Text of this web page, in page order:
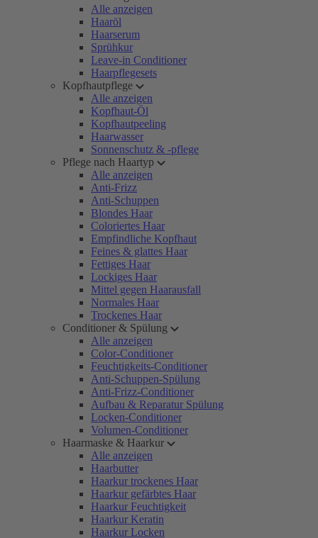
Alle anzeigen
Haaröl
Haarserum
Sprühkur
Leave-in Conditioner
Haarpflegesets
Kopfhautpflege
Alle anzeigen
Kopfhaut-Öl
Kopfhautpeeling
Haarwasser
Sonnenschutz & -pflege
Pflege nach Haartyp
Alle anzeigen
Anti-Frizz
Anti-Schuppen
Blondes Haar
Coloriertes Haar
Empfindliche Kopfhaut
Feines & glattes Haar
Fettiges Haar
Lockiges Haar
Mittel gegen Haarausfall
Normales Haar
Trockenes Haar
Conditioner & Spülung
Alle anzeigen
Color-Conditioner
Feuchtigkeits-Conditioner
Anti-Schuppen-Spülung
Anti-Frizz-Conditioner
Aufbau & Reparatur Spülung
Locken-Conditioner
Volumen-Conditioner
Haarmaske & Haarkur
Alle anzeigen
Haarbutter
Haarkur trockenes Haar
Haarkur gefärbtes Haar
Haarkur Feuchtigkeit
Haarkur Keratin
Haarkur Locken